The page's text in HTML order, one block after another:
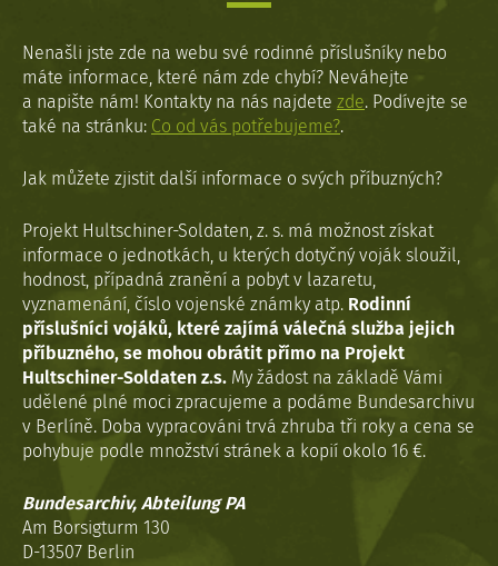
Nenašli jste zde na webu své rodinné příslušníky nebo
máte informace, které nám zde chybí? Neváhejte
a napište nám! Kontakty na nás najdete zde. Podívejte se
také na stránku: Co od vás potřebujeme?.
Jak můžete zjistit další informace o svých příbuzných?
Projekt Hultschiner-Soldaten, z. s. má možnost získat
informace o jednotkách, u kterých dotyčný voják sloužil,
hodnost, případná zranění a pobyt v lazaretu,
vyznamenání, číslo vojenské známky atp. Rodinní
příslušníci vojáků, které zajímá válečná služba jejich
příbuzného, se mohou obrátit přímo na Projekt
Hultschiner-Soldaten z.s. My žádost na základě Vámi
udělené plné moci zpracujeme a podáme Bundesarchivu
v Berlíně. Doba vypracováni trvá zhruba tři roky a cena se
pohybuje podle množství stránek a kopií okolo 16 €.
Bundesarchiv, Abteilung PA
Am Borsigturm 130
D-13507 Berlin